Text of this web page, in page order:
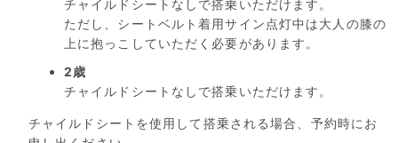
チャイルドシートなしで搭乗いただけます。
ただし、シートベルト着用サイン点灯中は大人の膝の
上に抱っこしていただく必要があります。
2歳
チャイルドシートなしで搭乗いただけます。
チャイルドシートを使用して搭乗される場合、予約時にお